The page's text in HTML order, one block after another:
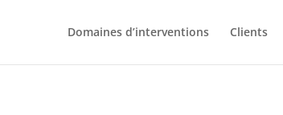
Domaines d’interventions Clients